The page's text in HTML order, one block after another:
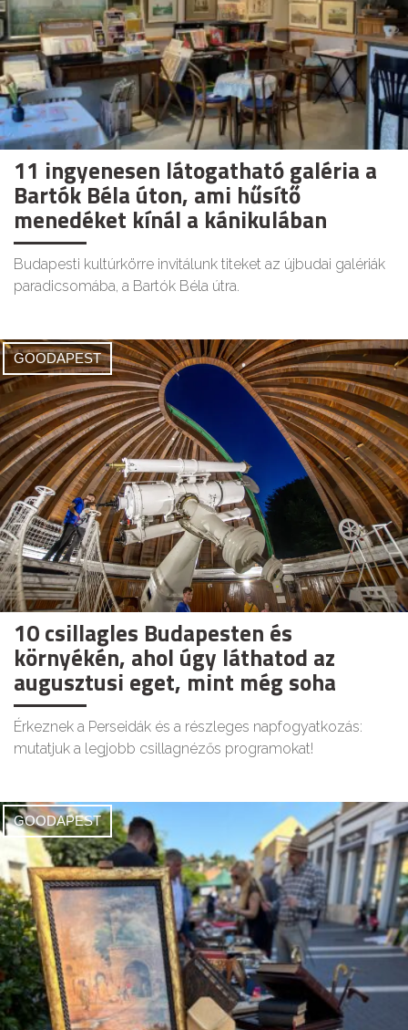
11 ingyenesen látogatható galéria a
Bartók Béla úton, ami hűsítő
menedéket kínál a kánikulában
Budapesti kultúrkörre invitálunk titeket az újbudai galériák
paradicsomába, a Bartók Béla útra.
GOODAPEST
10 csillagles Budapesten és
környékén, ahol úgy láthatod az
augusztusi eget, mint még soha
Érkeznek a Perseidák és a részleges napfogyatkozás:
mutatjuk a legjobb csillagnézős programokat!
GOODAPEST